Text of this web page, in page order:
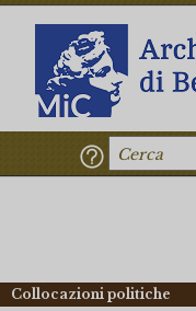
Collocazioni politiche